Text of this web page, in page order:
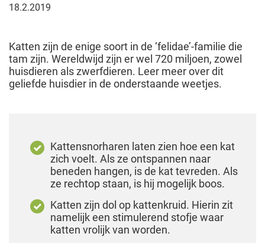
18
18.2.2019
Katten zijn de enige soort in de ‘felidae’-familie die
tam zijn. Wereldwijd zijn er wel 720 miljoen, zowel
huisdieren als zwerfdieren. Leer meer over dit
geliefde huisdier in de onderstaande weetjes.
Kattensnorharen laten zien hoe een kat
zich voelt. Als ze ontspannen naar
beneden hangen, is de kat tevreden. Als
ze rechtop staan, is hij mogelijk boos.
Katten zijn dol op kattenkruid. Hierin zit
namelijk een stimulerend stofje waar
katten vrolijk van worden.